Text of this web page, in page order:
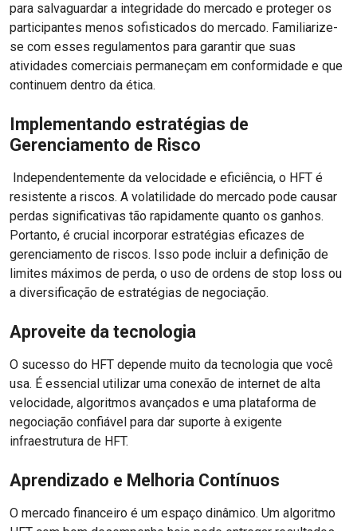
para salvaguardar a integridade do mercado e proteger os
participantes menos sofisticados do mercado. Familiarize-
se com esses regulamentos para garantir que suas
atividades comerciais permaneçam em conformidade e que
continuem dentro da ética.
Implementando estratégias de
Gerenciamento de Risco
Independentemente da velocidade e eficiência, o HFT é
resistente a riscos. A volatilidade do mercado pode causar
perdas significativas tão rapidamente quanto os ganhos.
Portanto, é crucial incorporar estratégias eficazes de
gerenciamento de riscos. Isso pode incluir a definição de
limites máximos de perda, o uso de ordens de stop loss ou
a diversificação de estratégias de negociação.
Aproveite da tecnologia
O sucesso do HFT depende muito da tecnologia que você
usa. É essencial utilizar uma conexão de internet de alta
velocidade, algoritmos avançados e uma plataforma de
negociação confiável para dar suporte à exigente
infraestrutura de HFT.
Aprendizado e Melhoria Contínuos
O mercado financeiro é um espaço dinâmico. Um algoritmo